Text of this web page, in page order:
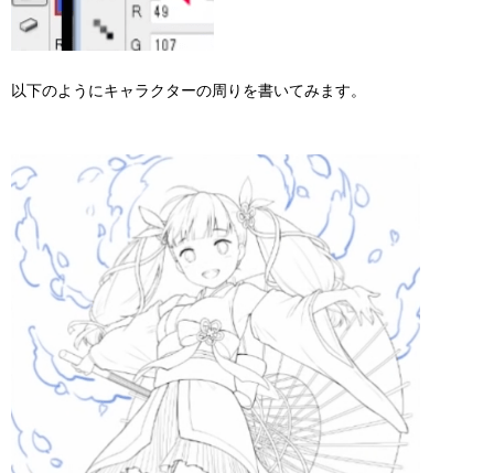
以下のようにキャラクターの周りを書いてみます。